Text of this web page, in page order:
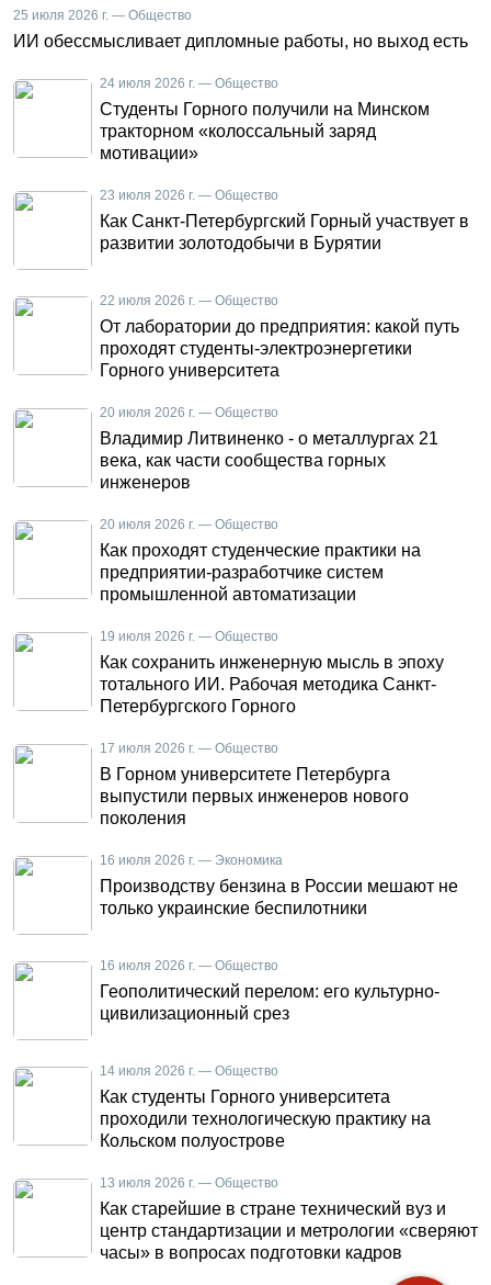
25 июля 2026 г. — Общество
ИИ обессмысливает дипломные работы, но выход есть
24 июля 2026 г. — Общество
Студенты Горного получили на Минском
тракторном «колоссальный заряд
мотивации»
23 июля 2026 г. — Общество
Как Санкт-Петербургский Горный участвует в
развитии золотодобычи в Бурятии
22 июля 2026 г. — Общество
От лаборатории до предприятия: какой путь
проходят студенты-электроэнергетики
Горного университета
20 июля 2026 г. — Общество
Владимир Литвиненко - о металлургах 21
века, как части сообщества горных
инженеров
20 июля 2026 г. — Общество
Как проходят студенческие практики на
предприятии-разработчике систем
промышленной автоматизации
19 июля 2026 г. — Общество
Как сохранить инженерную мысль в эпоху
тотального ИИ. Рабочая методика Санкт-
Петербургского Горного
17 июля 2026 г. — Общество
В Горном университете Петербурга
выпустили первых инженеров нового
поколения
16 июля 2026 г. — Экономика
Производству бензина в России мешают не
только украинские беспилотники
16 июля 2026 г. — Общество
Геополитический перелом: его культурно-
цивилизационный срез
14 июля 2026 г. — Общество
Как студенты Горного университета
проходили технологическую практику на
Кольском полуострове
13 июля 2026 г. — Общество
Как старейшие в стране технический вуз и
центр стандартизации и метрологии «сверяют
часы» в вопросах подготовки кадров